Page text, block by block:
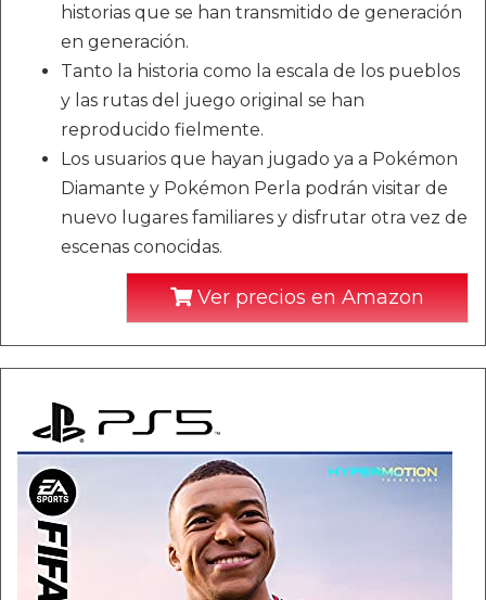
historias que se han transmitido de generación
en generación.
Tanto la historia como la escala de los pueblos
y las rutas del juego original se han
reproducido fielmente.
Los usuarios que hayan jugado ya a Pokémon
Diamante y Pokémon Perla podrán visitar de
nuevo lugares familiares y disfrutar otra vez de
escenas conocidas.
Ver precios en Amazon